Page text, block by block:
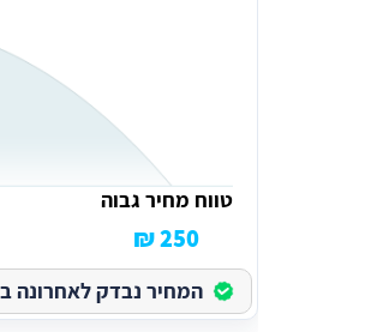
טווח מחיר גבוה
250 ₪
המחיר נבדק לאחרונה